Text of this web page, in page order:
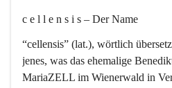
c e l l e n s i s – Der Name
“cellensis” (lat.), wörtlich
jenes, was das ehemalige
MariaZELL im Wienerwald in